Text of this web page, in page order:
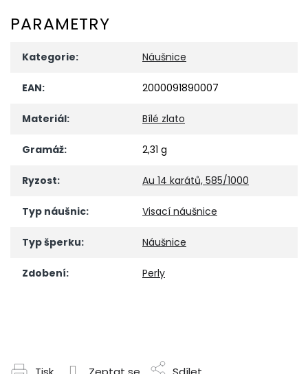
PARAMETRY
Kategorie: Náušnice
EAN: 2000091890007
Materiál: Bílé zlato
Gramáž: 2,31 g
Ryzost: Au 14 karátů, 585/1000
Typ náušnic: Visací náušnice
Typ šperku: Náušnice
Zdobení: Perly